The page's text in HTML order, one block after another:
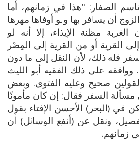
الصفار: "هذا في زمانهم، أما
أن يسافر بها ولو أوفاها مهرها
الغربة مظنة الإيذاء، إلا أنه لو
القرية أو من القرية إلى المِصْر
فله ذلك، لأن النقل إلى ما دون
ووافقه على ذلك الفقيه أبو الليث
صحيح وعليه الفتوى. وبعض
السفر فقال: إن كان مأمونًا
لكن في (البحر) الأحسن الإفتاء بقول
ونقل عن (أنفع الوسائل) أن
زمانهم.